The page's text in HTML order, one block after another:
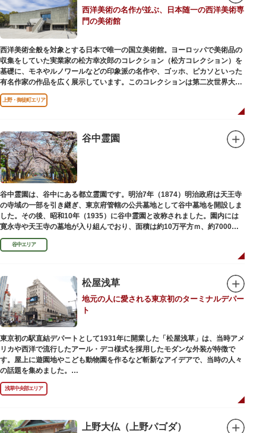
隅田川橋梁に設置された全長約160mの「すみだリバーウォーク」は、東京
スカイツリーまでの最短距離ルートのひとつ。歩道橋の途中にあるガラス床
から隅田川を見下ろしたり、すぐ横を走る電車の迫力を楽しんだり、隅田川
散策にいかがでしょうか。
西洋美術の名作が並ぶ、日本随一の西洋美術専
門の美術館
西洋美術全般を対象とする日本で唯一の国立美術館。ヨーロッパで美術品の
収集をしていた実業家の松方幸次郎のコレクション（松方コレクション）を
基礎に、モネやルノワールなどの印象派の名作や、ゴッホ、ピカソといった
有名作家の作品を広く展示しています。このコレクションは第二次世界大戦
中にフランス政府に接収され、戦後に専用の美術館を創設することを条件に
日本へ寄贈返還されました。
もの。「ル・コルビュジエの建築作品－近代建築運動への顕著な貢献－」の
構成資産の一つとして東京初の世界文化遺産に登録されています。前庭にも
ロダンの彫刻が展示されており、散策しながら美術鑑賞を楽しめるのも魅力
のひとつ。 ボランティア・スタッフと一緒に鑑賞する「美術トーク」や、解
説を聞きながら本館や前庭を一緒に歩く「建築ツアー」など、初めての来館
でも気軽に楽しめるプログラムも用意されています。
上野・御徒町エリア
谷中霊園
谷中霊園は、谷中にある都立霊園です。明治7年（1874）明治政府は天王寺
の寺域の一部を引き継ぎ、東京府管轄の公共墓地として谷中墓地を開設しま
した。その後、昭和10年（1935）に谷中霊園と改称されました。園内には
寛永寺や天王寺の墓地が入り組んでおり、面積は約10万平方ｍ、約7000基
の墓が並んでいます。園内を通る「さくら通り」は桜の名所となっていま
す。谷中エリア
松屋浅草
地元の人に愛される東京初のターミナルデパー
ト
東京初の駅直結デパートとして1931年に開業した「松屋浅草」は、当時アメ
リカや西洋で流行したアール・デコ様式を採用したモダンな外装が特徴で
す。屋上に遊園地やこども動物園を作るなど斬新なアイデアで、当時の人々
の話題を集めました。
現在は、B1階から地上3階までが松屋浅草の売り場。2012年のリニューアル
で建設当時のシンボル・大時計も復活し、昭和の面影を残す百貨店は今でも
人々に親しまれています。地上1階は 浅草らしい下町銘菓をはじめ、全国か
なので、お土産購入にも便利です。
浅草中央部エリア
上野大仏（上野パゴダ）